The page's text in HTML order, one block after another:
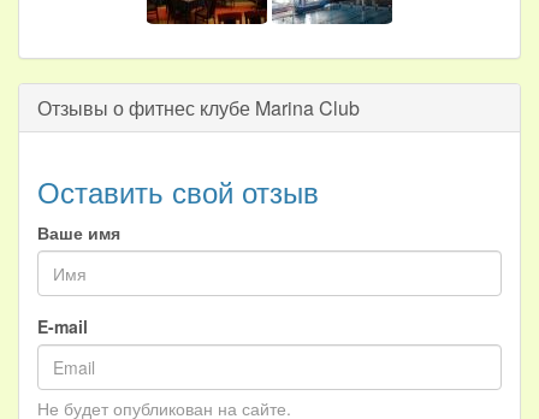
Отзывы о фитнес клубе Marina Club
Оставить свой отзыв
Ваше имя
E-mail
Не будет опубликован на сайте.